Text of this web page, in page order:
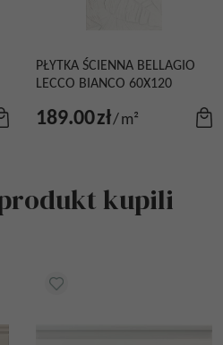
PŁYTKA ŚCIENNA BELLAGIO
LECCO BIANCO 60X120
189.00zł/m²
kupili